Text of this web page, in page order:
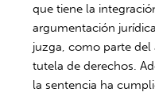
que tiene la
argumentación
juzga, como parte del
tutela de derechos.
la sentencia ha